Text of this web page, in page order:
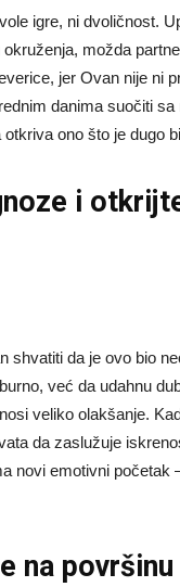
igre, ni dvoličnost.
možda
jer Ovan nije ni
danima suočiti
ono što je dugo
i
shvatiti da je ovo bio
već da udahnu
veliko olakšanje.
da zaslužuje
novi emotivni početak
na površinu